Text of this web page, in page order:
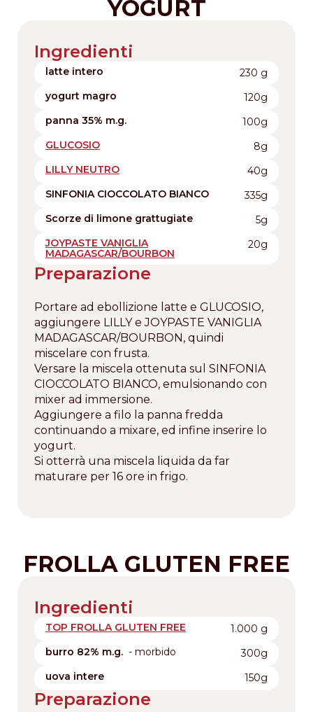
YOGURT
Ingredienti
latte intero
230 g
yogurt magro
120g
panna 35% m.g.
100g
GLUCOSIO
8g
LILLY NEUTRO
40g
SINFONIA CIOCCOLATO BIANCO
335g
Scorze di limone grattugiate
5g
JOYPASTE VANIGLIA
MADAGASCAR/BOURBON
20g
Preparazione
Portare ad ebollizione latte e GLUCOSIO,
aggiungere LILLY e JOYPASTE VANIGLIA
MADAGASCAR/BOURBON, quindi
miscelare con frusta.
Versare la miscela ottenuta sul SINFONIA
CIOCCOLATO BIANCO, emulsionando con
mixer ad immersione.
Aggiungere a filo la panna fredda
continuando a mixare, ed infine inserire lo
yogurt.
Si otterrà una miscela liquida da far
maturare per 16 ore in frigo.
FROLLA GLUTEN FREE
Ingredienti
TOP FROLLA GLUTEN FREE
1.000 g
burro 82% m.g. - morbido
300g
uova intere
150g
Preparazione